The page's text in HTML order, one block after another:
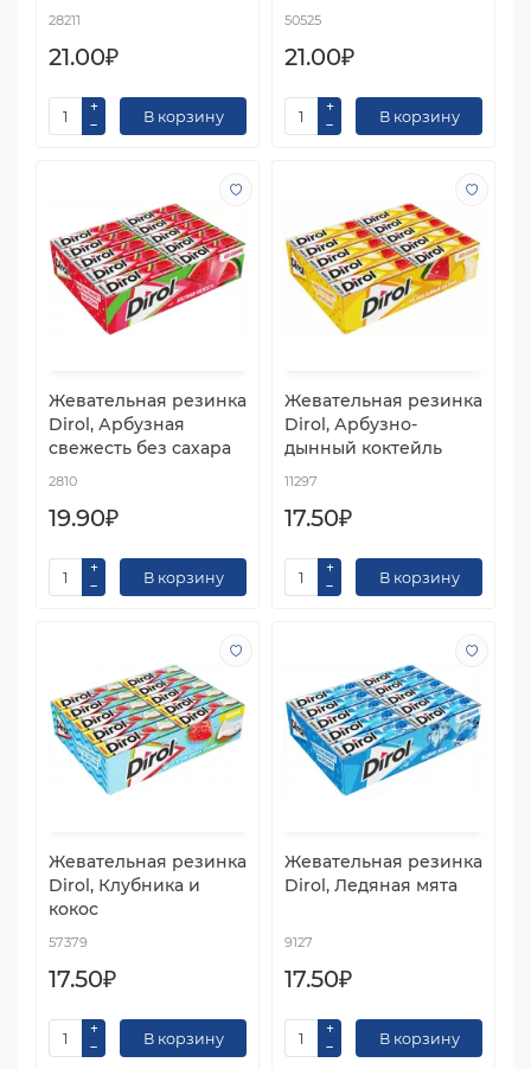
28211
21.00₽
В корзину
50525
21.00₽
В корзину
Жевательная резинка
Dirol, Арбузная
свежесть без сахара
2810
19.90₽
В корзину
Жевательная резинка
Dirol, Арбузно-
дынный коктейль
11297
17.50₽
В корзину
Жевательная резинка
Dirol, Клубника и
кокос
57379
17.50₽
В корзину
Жевательная резинка
Dirol, Ледяная мята
9127
17.50₽
В корзину